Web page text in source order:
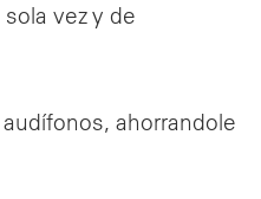
vez y de
ahorrandole